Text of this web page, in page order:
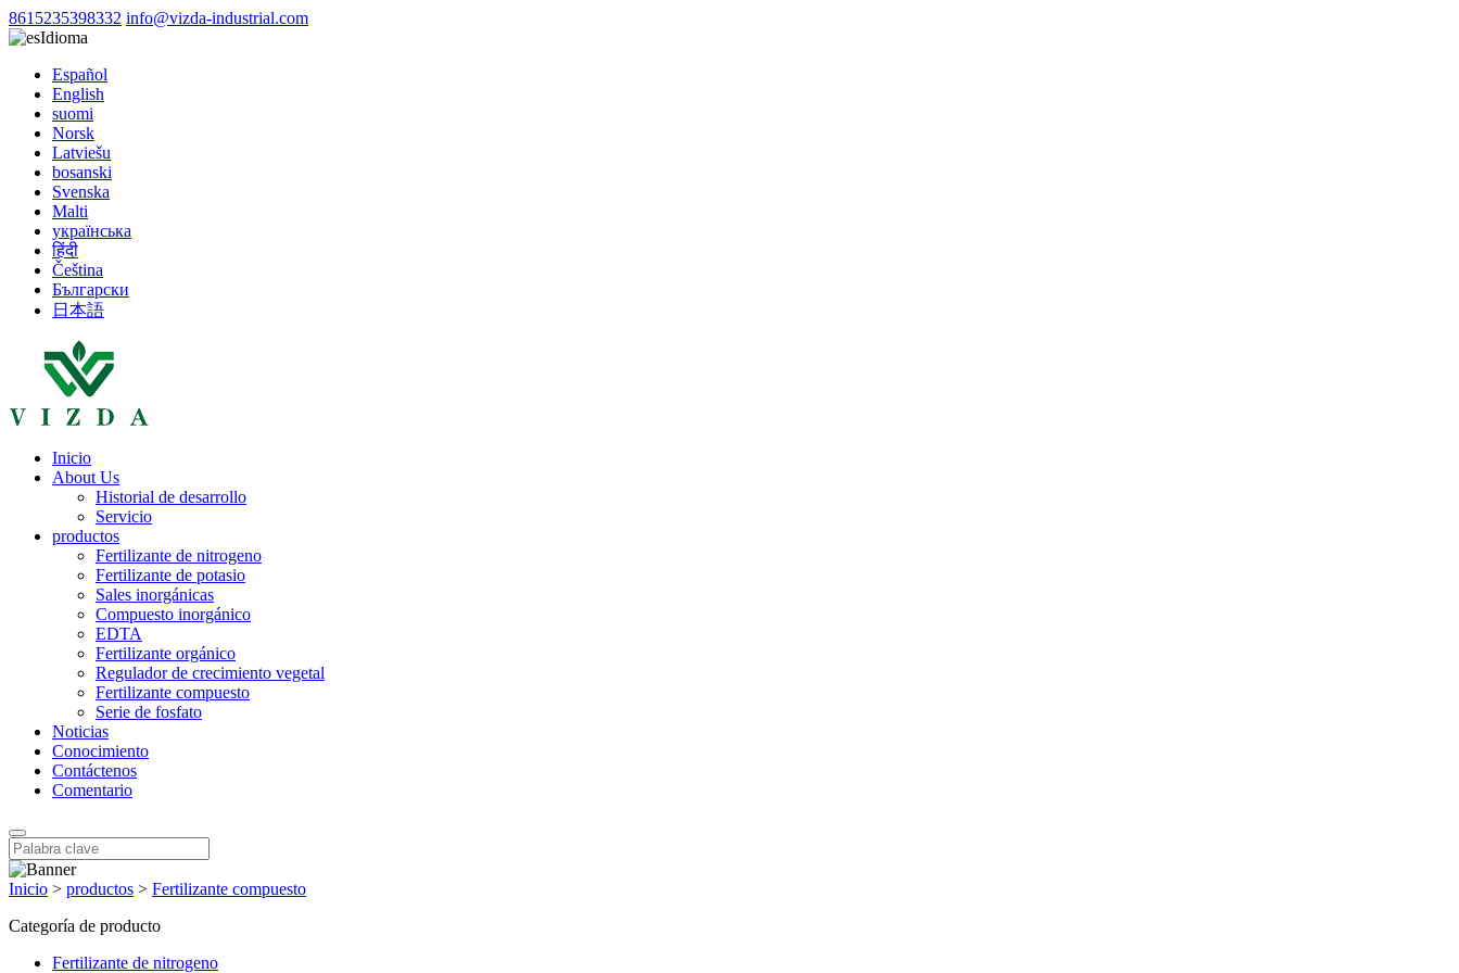
8615235398332 info@vizda-industrial.com
Idioma
Español
English
suomi
Norsk
Latviešu
bosanski
Svenska
Malti
українська
हिंदी
Čeština
Български
日本語
Inicio
About Us
Historial de desarrollo
Servicio
productos
Fertilizante de nitrogeno
Fertilizante de potasio
Sales inorgánicas
Compuesto inorgánico
EDTA
Fertilizante orgánico
Regulador de crecimiento vegetal
Fertilizante compuesto
Serie de fosfato
Noticias
Conocimiento
Contáctenos
Comentario
Inicio > productos > Fertilizante compuesto
Categoría de producto
Fertilizante de nitrogeno